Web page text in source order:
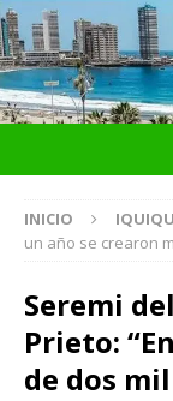
INICIO
un año se crearon
Seremi
Prieto:
de dos